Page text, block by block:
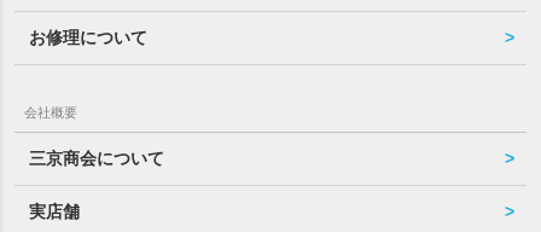
お修理について
会社概要
三京商会について
実店舗